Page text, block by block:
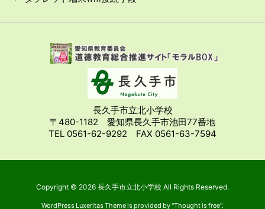
長久手市立北小学校
〒480-1182 愛知県長久手市池田77番地
TEL 0561-62-9292 FAX 0561-63-7594
Copyright © 2026 長久手市立北小学校 All Rights Reserved.
WordPress Luxeritas Theme is provided by "Thought is free".